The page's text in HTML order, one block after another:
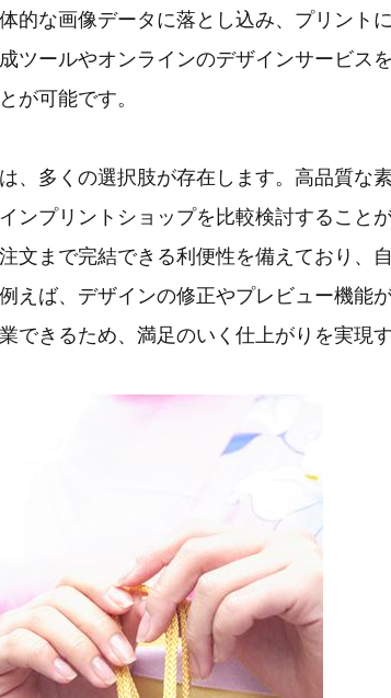
的な画像データに落とし込み、プリント
ツールやオンラインのデザインサービス
が可能です。
、多くの選択肢が存在します。高品質な
ンプリントショップを比較検討すること
文まで完結できる利便性を備えており、
えば、デザインの修正やプレビュー機能
できるため、満足のいく仕上がりを実現